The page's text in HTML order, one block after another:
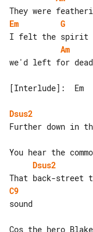
Em
G
Am
we'd left for dead
[Interlude]:  Em
Dsus2
Dsus2
C9